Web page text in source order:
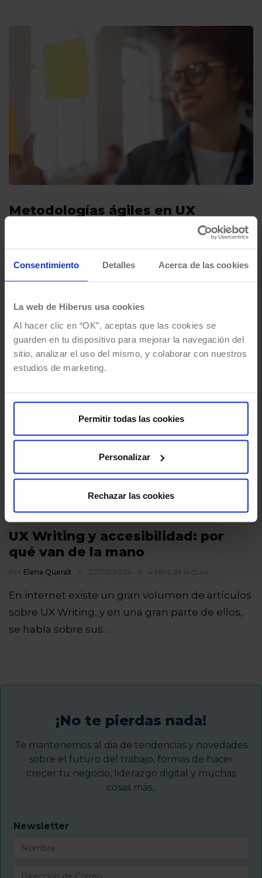
Consentimiento Detalles Acerca de las cookies
La web de Hiberus usa cookies
Al hacer clic en “OK”, aceptas que las cookies se
guarden en tu dispositivo para mejorar la navegación del
sitio, analizar el uso del mismo, y colaborar con nuestros
estudios de marketing.
Permitir todas las cookies
Personalizar
Rechazar las cookies
Metodologías ágiles en UX
PorElena Queralt 21/05/2025 5 Mins de lectura
En un mundo tecnológico en el cual la
innovación y las necesidades del mercado
avanzan a un ritmo imparable, el ámbito del…
UX Writing y accesibilidad: por
qué van de la mano
Por Elena Queralt 22/02/2024 4 Mins de lectura
En internet existe un gran volumen de artículos
sobre UX Writing, y en una gran parte de ellos,
se habla sobre sus…
¡No te pierdas nada!
Te mantenemos al dia de tendencias y novedades
sobre el futuro del trabajo, formas de hacer
crecer tu negocio, liderazgo digital y muchas
cosas más..
Newsletter